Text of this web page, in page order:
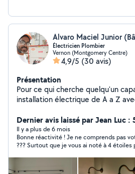
Alvaro Maciel Junior
Électricien Plombier
Vernon (Montgomery Centre)
4,9/5 (30 avis)
Présentation
Pour ce qui cherche quelqu'un
installation électrique de A a Z
je bricole bien dans tout les
connaissance dans le BTP, ce que
attendre les attentes par rapport
l'univers de la renovation ou de
Dernier avis laissé par Jean Luc :
Il y a plus de 6 mois
Bonne réactivité ! Je ne comprends pas votre note de 1 étoile
??? Surtout que je vous ai noté à 4
juste vous remercier de vous être
Visiblement je n’ai rien compris… Mais